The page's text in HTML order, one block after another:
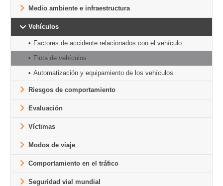
Medio ambiente e infraestructura
Vehículos
Factores de accidente relacionados con el vehículo
Flota de vehículos
Automatización y equipamiento de los vehículos
Riesgos de comportamiento
Evaluación
Víctimas
Modos de viaje
Comportamiento en el tráfico
Seguridad vial mundial